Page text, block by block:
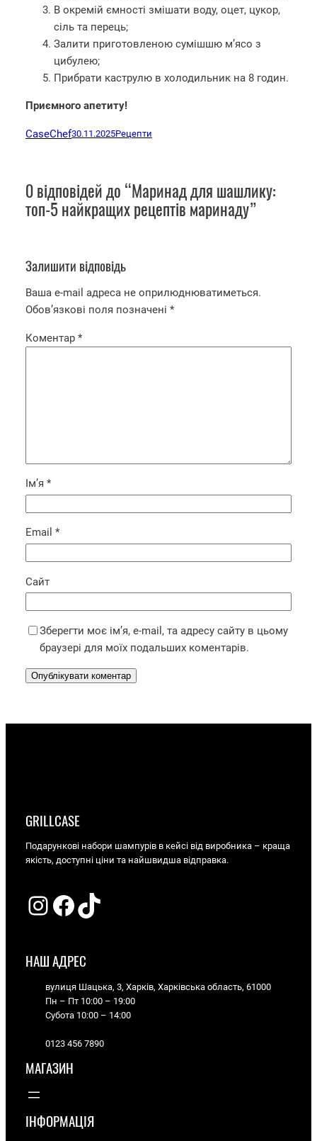
В окремій ємності змішати воду, оцет, цукор,
сіль та перець;
Залити приготовленою сумішшю м’ясо з
цибулею;
Прибрати каструлю в холодильник на 8 годин.
Приємного апетиту!
CaseChef30.11.2025Рецепти
0 відповідей до “Маринад для шашлику:
топ-5 найкращих рецептів маринаду”
Залишити відповідь
Ваша e-mail адреса не оприлюднюватиметься.
Обов’язкові поля позначені *
Коментар *
Ім’я *
Email *
Сайт
Зберегти моє ім’я, e-mail, та адресу сайту в цьому
браузері для моїх подальших коментарів.
GRILLCASE
Подарункові набори шампурів в кейсі від виробника – краща
якість, доступні ціни та найшвидша відправка.
InstagramFacebook TikTok
НАШ АДРЕС
вулиця Шацька, 3, Харків, Харківська область, 61000
Пн – Пт 10:00 – 19:00
Субота 10:00 – 14:00
0123 456 7890
МАГАЗИН
ІНФОРМАЦІЯ